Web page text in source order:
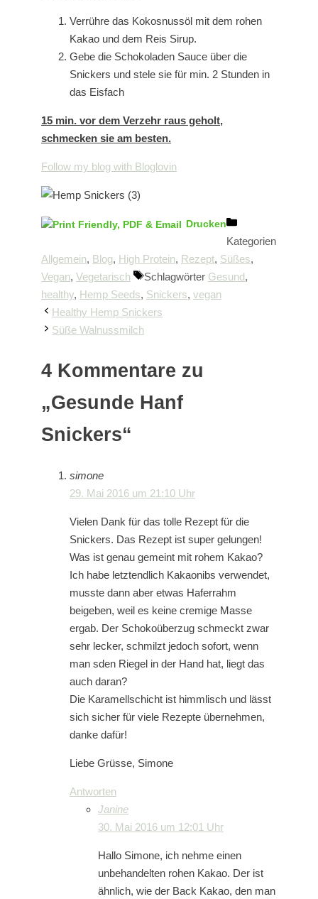
Verrühre das Kokosnussöl mit dem rohen
Kakao und dem Reis Sirup.
Gebe die Schokoladen Sauce über die
Snickers und stele sie für min. 2 Stunden in
das Eisfach
15 min. vor dem Verzehr raus geholt,
schmecken sie am besten.
Follow my blog with Bloglovin
Drucken
Kategorien
Allgemein, Blog, High Protein, Rezept, Süßes,
Vegan, Vegetarisch Schlagwörter Gesund,
healthy, Hemp Seeds, Snickers, vegan
Healthy Hemp Snickers
Süße Walnussmilch
4 Kommentare zu
„Gesunde Hanf
Snickers“
simone
29. Mai 2016 um 21:10 Uhr
Vielen Dank für das tolle Rezept für die
Snickers. Das Rezept ist super gelungen!
Was ist genau gemeint mit rohem Kakao?
Ich habe letztendlich Kakaonibs verwendet,
musste dann aber etwas Haferrahm
beigeben, weil es keine cremige Masse
ergab. Der Schokoüberzug schmeckt zwar
sehr lecker, schmilzt jedoch sofort, wenn
man sden Riegel in der Hand hat, liegt das
auch daran?
Die Karamellschicht ist himmlisch und lässt
sich sicher für viele Rezepte übernehmen,
danke dafür!
Liebe Grüsse, Simone
Antworten
Janine
30. Mai 2016 um 12:01 Uhr
Hallo Simone, ich nehme einen
unbehandelten rohen Kakao. Der ist
ähnlich, wie der Back Kakao, den man